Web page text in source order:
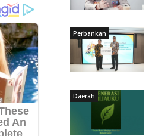
Perbankan
Daerah